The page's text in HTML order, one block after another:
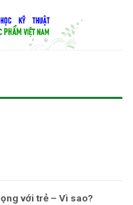
với trẻ – Vì sao?